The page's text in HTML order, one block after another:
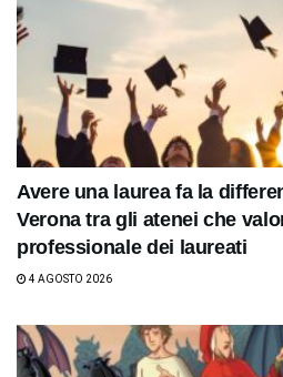
Avere una laurea fa la
Verona tra gli atenei che
professionale dei laureati
4 AGOSTO 2026